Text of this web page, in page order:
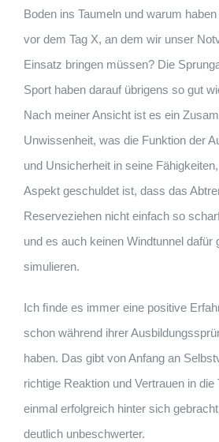
Boden ins Taumeln und warum
vor dem Tag X, an dem wir unser
Einsatz bringen müssen? Die
Sport haben darauf übrigens so gut
Nach meiner Ansicht ist es ein
Unwissenheit, was die Funktion der
und Unsicherheit in seine
Aspekt geschuldet ist, dass das
Reserveziehen nicht einfach so
und es auch keinen Windtunnel dafür
simulieren.
Ich ﬁnde es immer eine positive
schon während ihrer
haben. Das gibt von Anfang an
richtige Reaktion und Vertrauen in die
einmal erfolgreich hinter sich
deutlich unbeschwerter.